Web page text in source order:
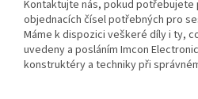
Kontaktujte nás, pokud potřebujete
objednacích čísel potřebných pro
Máme k dispozici veškeré díly i ty,
uvedeny a posláním Imcon
konstruktéry a techniky při